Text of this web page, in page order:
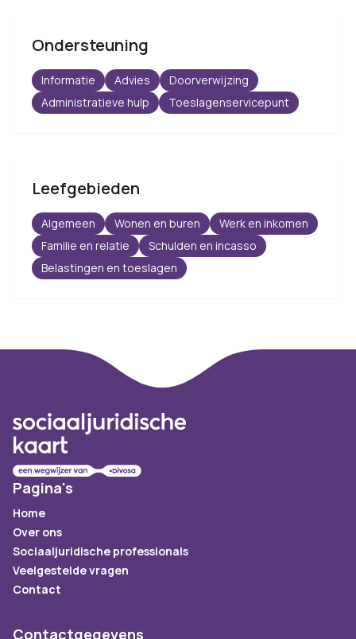
Ondersteuning
Informatie Advies
Doorverwijzing
Administratieve hulp
Toeslagenservicepunt
Leefgebieden
Algemeen Wonen en buren
Werk en inkomen
Familie en relatie
Schulden en incasso
Belastingen en toeslagen
Pagina's
Home
Over ons
Sociaaljuridische professionals
Veelgestelde vragen
Contact
Contactgegevens